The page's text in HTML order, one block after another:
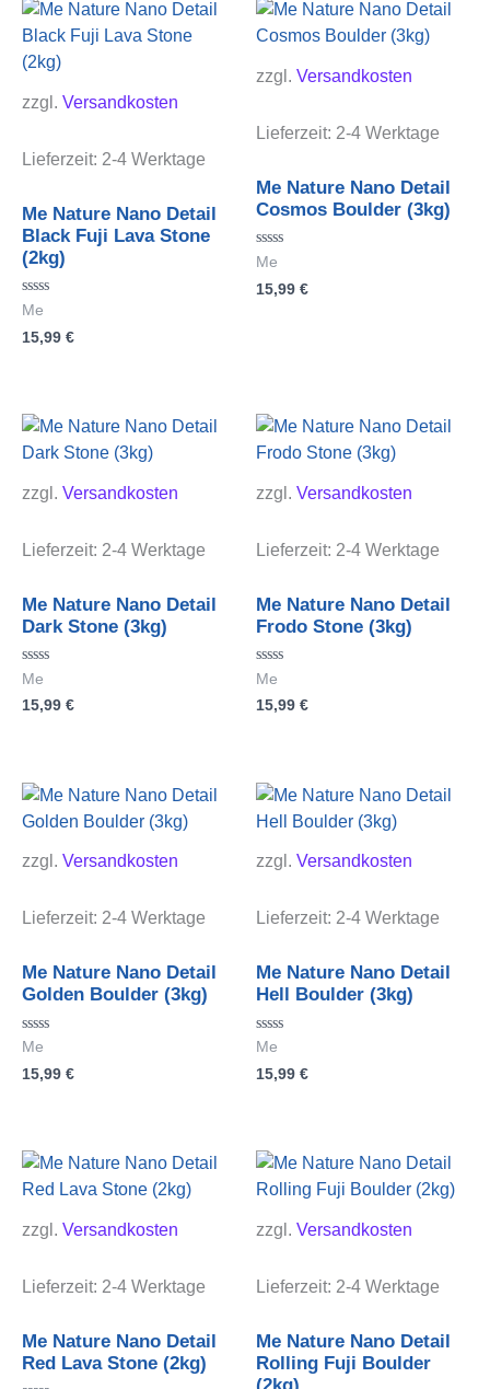
zzgl. Versandkosten
Lieferzeit: 2-4 Werktage
Me Nature Nano Detail
Black Fuji Lava Stone
(2kg)
Bewertet
0
Me
15,99 €
zzgl. Versandkosten
Lieferzeit: 2-4 Werktage
Me Nature Nano Detail
Cosmos Boulder (3kg)
Bewertet
0
Me
15,99 €
zzgl. Versandkosten
Lieferzeit: 2-4 Werktage
Me Nature Nano Detail
Dark Stone (3kg)
Bewertet
0
Me
15,99 €
zzgl. Versandkosten
Lieferzeit: 2-4 Werktage
Me Nature Nano Detail
Frodo Stone (3kg)
Bewertet
0
Me
15,99 €
zzgl. Versandkosten
Lieferzeit: 2-4 Werktage
Me Nature Nano Detail
Golden Boulder (3kg)
Bewertet
0
Me
15,99 €
zzgl. Versandkosten
Lieferzeit: 2-4 Werktage
Me Nature Nano Detail
Hell Boulder (3kg)
Bewertet
0
Me
15,99 €
zzgl. Versandkosten
Lieferzeit: 2-4 Werktage
Me Nature Nano Detail
Red Lava Stone (2kg)
zzgl. Versandkosten
Lieferzeit: 2-4 Werktage
Me Nature Nano Detail
Rolling Fuji Boulder